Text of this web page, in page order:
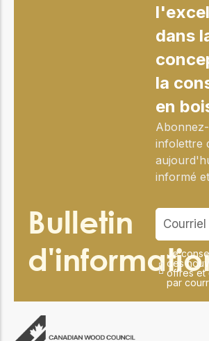
Bulletin
dans
la
en
infolettre
informé
Je
des
offres et
par